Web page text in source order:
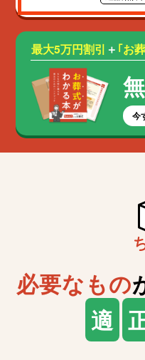
最大5万円割引 ＋ ｢お
今
必要なもの
適